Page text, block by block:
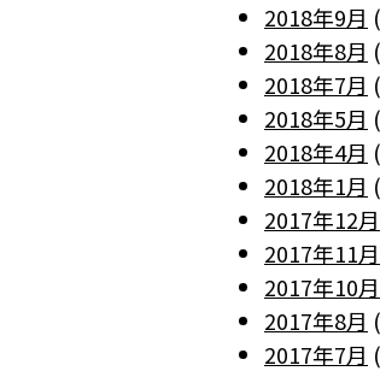
2018年9月
2018年8月
2018年7月
2018年5月
2018年4月
2018年1月
2017年12月
2017年11月
2017年10月
2017年8月
2017年7月